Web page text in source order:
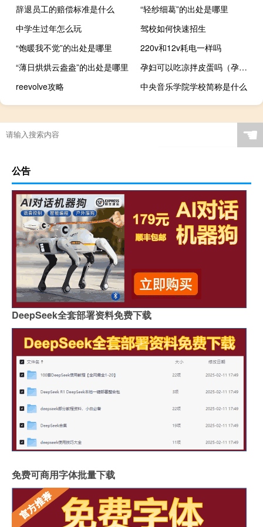
辞退员工的赔偿标准是什么
“轻纱细葛”的出处是哪里
中学生过年怎么玩
驾校如何快速招生
“饱暖我不觉”的出处是哪里
220v和12v耗电一样吗
“薄日烘烘云盎盎”的出处是哪里
孕妇可以吃凉拌皮蛋吗（孕妇可以吃凉薯吗）
reevolve攻略
中央音乐学院学校简称是什么
☚
公告
DeepSeek全套部署资料免费下载
免费可商用字体批量下载